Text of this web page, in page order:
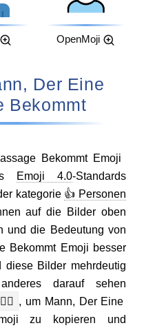
OpenMoji
Bekommt
Bekommt Emoji
Emoji 4.0-Standards
kategorie 👍 Personen
auf die Bilder oben
und die Bedeutung von
Bekommt Emoji besser
diese Bilder mehrdeutig
darauf sehen
💆‍♂️ , um Mann, Der Eine
zu kopieren und